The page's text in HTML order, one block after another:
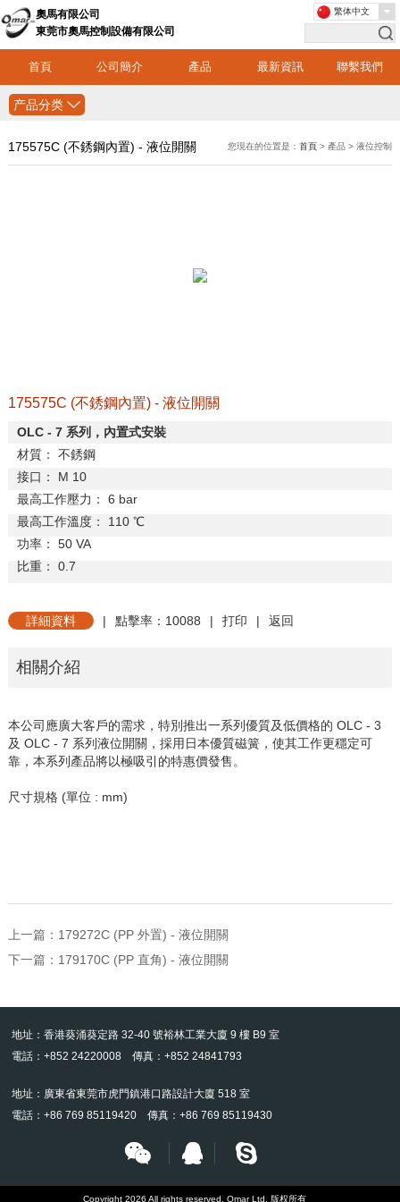
奧馬有限公司
東莞市奧馬控制設備有限公司
首頁 公司簡介 產品 最新資訊 聯繫我們
繁体中文
产品分类
175575C (不銹鋼內置) - 液位開關 您現在的位置是：首頁 > 產品 > 液位控制
175575C (不銹鋼內置) - 液位開關
OLC - 7 系列，內置式安裝
材質：
不銹鋼
接口：
M 10
最高工作壓力：
6 bar
最高工作溫度：
110 ℃
功率：
50 VA
比重：
0.7
詳細資料 | 點擊率：10088 | 打印 | 返回
相關介紹
本公司應廣大客戶的需求，特別推出一系列優質及低價格的 OLC - 3
及 OLC - 7 系列液位開關，採用日本優質磁簧，使其工作更穩定可
靠，本系列產品將以極吸引的特惠價發售。
尺寸規格 (單位 : mm)
上一篇： 179272C (PP 外置) - 液位開關
下一篇： 179170C (PP 直角) - 液位開關
地址：香港葵涌葵定路 32-40 號裕林工業大廈 9 樓 B9 室
電話：+852 24220008 傳真：+852 24841793
地址：廣東省東莞市虎門鎮港口路設計大廈 518 室
電話：+86 769 85119420 傳真：+86 769 85119430
Copyright 2026 All rights reserved. Omar Ltd. 版权所有